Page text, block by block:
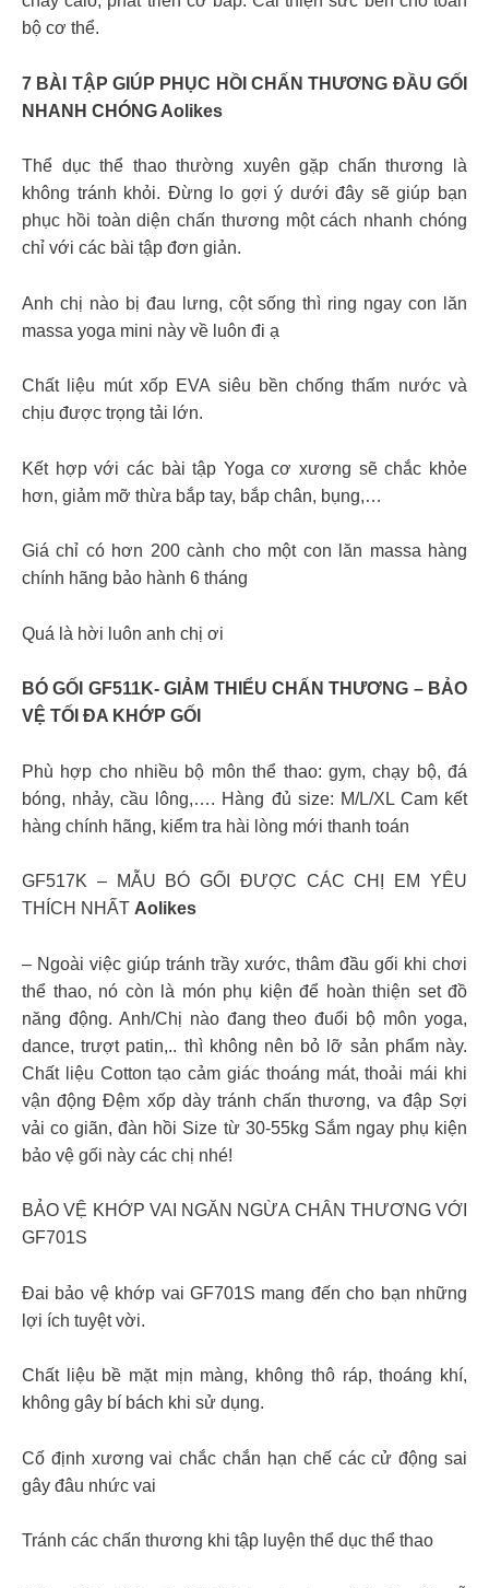
bộ cơ thể.
7 BÀI TẬP GIÚP PHỤC HỒI CHẤN THƯƠNG ĐẦU GỐI
NHANH CHÓNG Aolikes
Thể dục thể thao thường xuyên gặp chấn thương là
không tránh khỏi. Đừng lo gợi ý dưới đây sẽ giúp bạn
phục hồi toàn diện chấn thương một cách nhanh chóng
chỉ với các bài tập đơn giản.
Anh chị nào bị đau lưng, cột sống thì ring ngay con lăn
massa yoga mini này về luôn đi ạ
Chất liệu mút xốp EVA siêu bền chống thấm nước và
chịu được trọng tải lớn.
Kết hợp với các bài tập Yoga cơ xương sẽ chắc khỏe
hơn, giảm mỡ thừa bắp tay, bắp chân, bụng,…
Giá chỉ có hơn 200 cành cho một con lăn massa hàng
chính hãng bảo hành 6 tháng
Quá là hời luôn anh chị ơi
BÓ GỐI GF511K- GIẢM THIỂU CHẤN THƯƠNG – BẢO
VỆ TỐI ĐA KHỚP GỐI
Phù hợp cho nhiều bộ môn thể thao: gym, chạy bộ, đá
bóng, nhảy, cầu lông,…. Hàng đủ size: M/L/XL Cam kết
hàng chính hãng, kiểm tra hài lòng mới thanh toán
GF517K – MẪU BÓ GỐI ĐƯỢC CÁC CHỊ EM YÊU
THÍCH NHẤT Aolikes
– Ngoài việc giúp tránh trầy xước, thâm đầu gối khi chơi
thể thao, nó còn là món phụ kiện để hoàn thiện set đồ
năng động. Anh/Chị nào đang theo đuổi bộ môn yoga,
dance, trượt patin,.. thì không nên bỏ lỡ sản phẩm này.
Chất liệu Cotton tạo cảm giác thoáng mát, thoải mái khi
vận động Đệm xốp dày tránh chấn thương, va đập Sợi
vải co giãn, đàn hồi Size từ 30-55kg Sắm ngay phụ kiện
bảo vệ gối này các chị nhé!
BẢO VỆ KHỚP VAI NGĂN NGỪA CHÂN THƯƠNG VỚI
GF701S
Đai bảo vệ khớp vai GF701S mang đến cho bạn những
lợi ích tuyệt vời.
Chất liệu bề mặt mịn màng, không thô ráp, thoáng khí,
không gây bí bách khi sử dụng.
Cố định xương vai chắc chắn hạn chế các cử động sai
gây đâu nhức vai
Tránh các chấn thương khi tập luyện thể dục thể thao